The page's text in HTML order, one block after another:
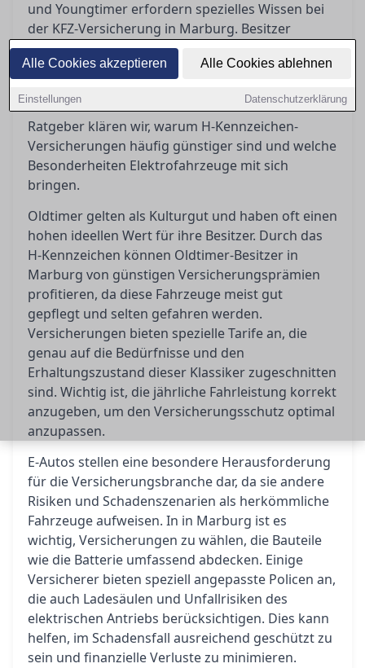
Alle Cookies akzeptieren Alle Cookies ablehnen
Einstellungen Datenschutzerklärung
und Youngtimer erfordern spezielles Wissen bei
der KFZ-Versicherung in Marburg. Besitzer
solcher Fahrzeuge stehen oft vor der
Herausforderung, die passende Versicherung zu
sondern auch kosteneffizient ist. In diesem
Ratgeber klären wir, warum H-Kennzeichen-
Versicherungen häufig günstiger sind und welche
Besonderheiten Elektrofahrzeuge mit sich
bringen.
Oldtimer gelten als Kulturgut und haben oft einen
hohen ideellen Wert für ihre Besitzer. Durch das
H-Kennzeichen können Oldtimer-Besitzer in
Marburg von günstigen Versicherungsprämien
profitieren, da diese Fahrzeuge meist gut
gepflegt und selten gefahren werden.
Versicherungen bieten spezielle Tarife an, die
genau auf die Bedürfnisse und den
Erhaltungszustand dieser Klassiker zugeschnitten
sind. Wichtig ist, die jährliche Fahrleistung korrekt
anzugeben, um den Versicherungsschutz optimal
anzupassen.
E-Autos stellen eine besondere Herausforderung
für die Versicherungsbranche dar, da sie andere
Risiken und Schadenszenarien als herkömmliche
Fahrzeuge aufweisen. In in Marburg ist es
wichtig, Versicherungen zu wählen, die Bauteile
wie die Batterie umfassend abdecken. Einige
Versicherer bieten speziell angepasste Policen an,
die auch Ladesäulen und Unfallrisiken des
elektrischen Antriebs berücksichtigen. Dies kann
helfen, im Schadensfall ausreichend geschützt zu
sein und finanzielle Verluste zu minimieren.